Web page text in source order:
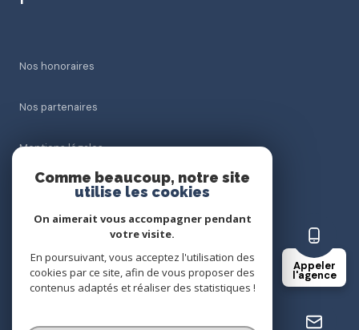
Appeler
l'agence
Nos honoraires
Nos partenaires
Mentions légales
Cookies
© 2026 | Tous droits réservés
Comme beaucoup, notre site
utilise les cookies
On aimerait vous accompagner pendant
votre visite.
En poursuivant, vous acceptez l'utilisation des
cookies par ce site, afin de vous proposer des
contenus adaptés et réaliser des statistiques !